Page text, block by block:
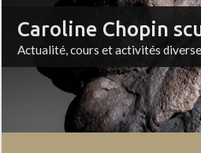
Caroline Chopin
Actualité, cours et activités